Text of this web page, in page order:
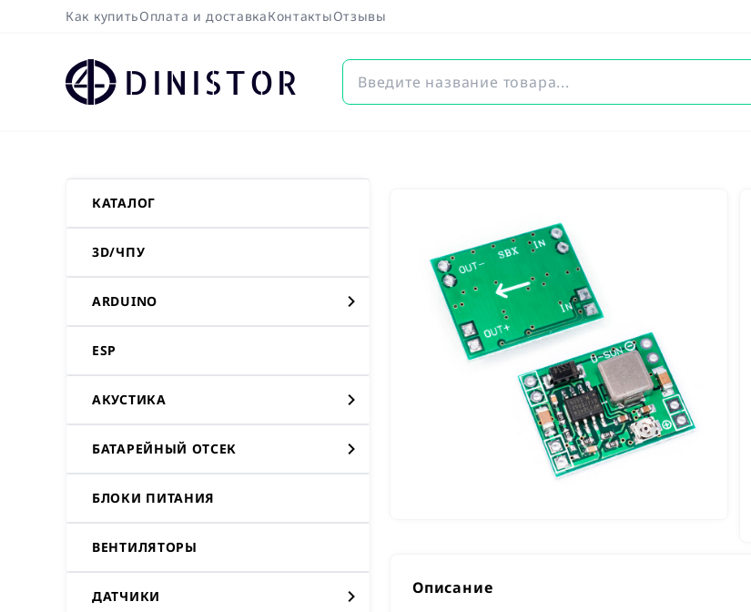
Как купитьОплата и доставкаКонтактыОтзывы
DINISTOR
КАТАЛОГ
3D/ЧПУ
ARDUINO
ESP
АКУСТИКА
БАТАРЕЙНЫЙ ОТСЕК
БЛОКИ ПИТАНИЯ
ВЕНТИЛЯТОРЫ
ДАТЧИКИ Описание